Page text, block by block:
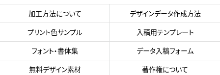
加工方法について
デザインデータ作成方法
プリント色サンプル
入稿用テンプレート
フォント・書体集
データ入稿フォーム
無料デザイン素材
著作権について